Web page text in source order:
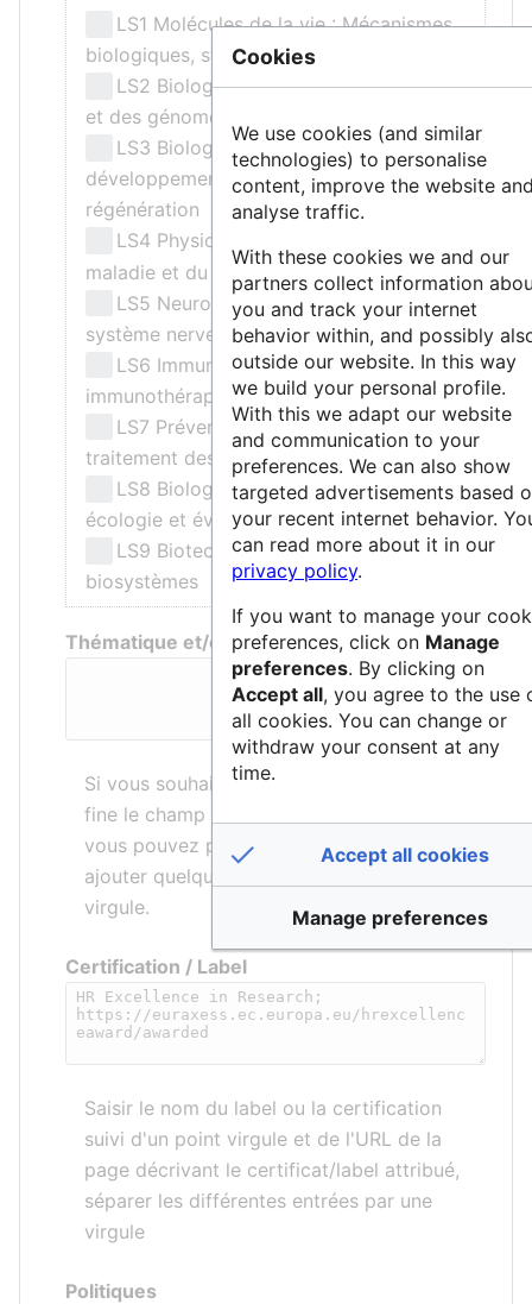
LS1 Molécules de la vie : Mécanismes
biologiques, structures et fonctions
LS2 Biologie intégrative : des gènes
et des génomes aux systèmes
LS3 Biologie cellulaire,
développement, cellules souches et
régénération
LS4 Physiologie de la santé, de la
maladie et du vieillissement
LS5 Neurosciences et troubles du
système nerveux
LS6 Immunité, infection et
immunothérapie
LS7 Prévention, diagnostic et
traitement des maladies humaines
LS8 Biologie environnementale,
écologie et évolution
LS9 Biotechnologie et ingénierie des
biosystèmes
Thématique et/ou mots-clés
Si vous souhaitez décrire de manière plus
fine le champ d’application de la structure,
vous pouvez préciser une thématique et/ou
ajouter quelques mots-clés séparés par une
virgule.
Certification / Label
Saisir le nom du label ou la certification
suivi d'un point virgule et de l'URL de la
page décrivant le certificat/label attribué,
séparer les différentes entrées par une
virgule
Politiques
Cookies
We use cookies (and similar
technologies) to personalise
content, improve the website
analyse traffic.
With these cookies we and our
partners collect information
you and track your internet
behavior within, and possibly
outside our website. In this way
we build your personal profile.
With this we adapt our website
and communication to your
preferences. We can also show
targeted advertisements based
your recent internet behavior.
can read more about it in our
privacy policy.
If you want to manage your
preferences, click on Manage
preferences. By clicking on
Accept all, you agree to the use
all cookies. You can change or
withdraw your consent at any
time.
Accept all cookies
Manage preferences